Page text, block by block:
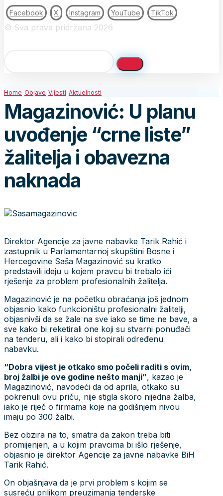
Facebook X Instagram YouTube TikTok
© Sva prava pridržana 2026
Home Objave Vijesti Aktuelnosti
Magazinović: U planu
uvođenje “crne liste”
žalitelja i obavezna
naknada
Direktor Agencije za javne nabavke Tarik Rahić i
zastupnik u Parlamentarnoj skupštini Bosne i
Hercegovine Saša Magazinović su kratko
predstavili ideju u kojem pravcu bi trebalo ići
rješenje za problem profesionalnih žalitelja.
Magazinović je na početku obraćanja još jednom
objasnio kako funkcioništu profesionalni žalitelji,
objasnivši da se žale na sve iako se time ne bave, a
sve kako bi reketirali one koji su stvarni ponuđači
na tenderu, ali i kako bi stopirali određenu
nabavku.
“Dobra vijest je otkako smo počeli raditi s ovim,
broj žalbi je ove godine nešto manji”, kazao je
Magazinović, navodeći da od aprila, otkako su
pokrenuli ovu priču, nije stigla skoro nijedna žalba,
iako je riječ o firmama koje na godišnjem nivou
imaju po 300 žalbi.
Bez obzira na to, smatra da zakon treba biti
promijenjen, a u kojim pravcima bi išlo rješenje,
objasnio je direktor Agencije za javne nabavke BiH
Tarik Rahić.
On objašnjava da je prvi problem s kojim se
susreću prilikom preuzimanja tenderske